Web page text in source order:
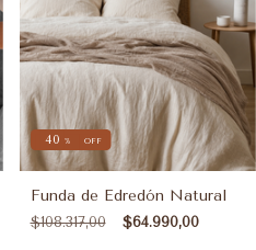
40 % OFF
Funda de Edredón Natural
$108.317,00 $64.990,00